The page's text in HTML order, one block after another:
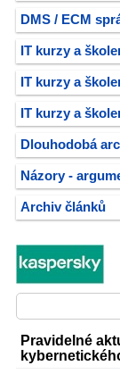
DMS / ECM
IT kurzy a
IT kurzy a
IT kurzy a
Dlouhodobá
Názory -
Archiv článků
Pravidelné